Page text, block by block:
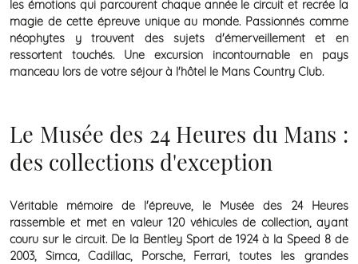
les émotions qui parcourent chaque année le circuit et recrée la
magie de cette épreuve unique au monde. Passionnés comme
néophytes y trouvent des sujets d'émerveillement et en
ressortent touchés. Une excursion incontournable en pays
manceau lors de votre séjour à l'hôtel le Mans Country Club.
Le Musée des 24 Heures du Mans :
des collections d'exception
Véritable mémoire de l'épreuve, le Musée des 24 Heures
rassemble et met en valeur 120 véhicules de collection, ayant
couru sur le circuit. De la Bentley Sport de 1924 à la Speed 8 de
2003, Simca, Cadillac, Porsche, Ferrari, toutes les grandes